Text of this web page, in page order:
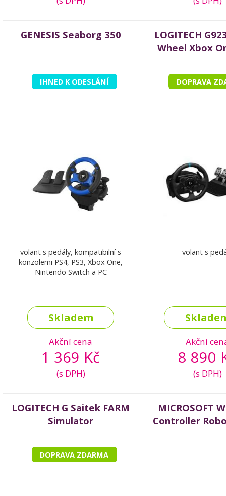
GENESIS Seaborg 350
IHNED K ODESLÁNÍ
volant s pedály, kompatibilní s
konzolemi PS4, PS3, Xbox One,
Nintendo Switch a PC
Skladem
Akční cena
1 369 Kč
(s DPH)
LOGITECH
Wheel Xbox
DOPRAVA
volant s
Akční
8 890
(s DPH)
LOGITECH G Saitek FARM
Simulator
DOPRAVA ZDARMA
MICROSOFT
Controller